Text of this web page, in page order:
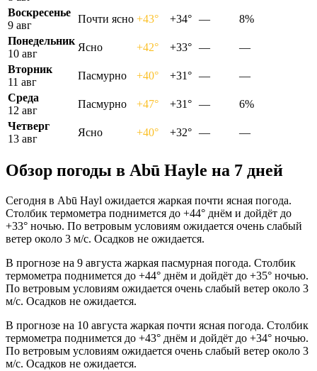
Воскресенье
9 авг
Почти ясно +43° +34° —
8%
Понедельник
10 авг
Ясно +42° +33° —
—
Вторник
11 авг
Пасмурно +40° +31° —
—
Среда
12 авг
Пасмурно +47° +31° —
6%
Четверг
13 авг
Ясно +40° +32° — —
Обзор погоды в Abū Haylе на 7 дней
Сегодня в Abū Hayl ожидается жаркая почти ясная погода.
Столбик термометра поднимется до +44° днём и дойдёт до
+33° ночью. По ветровым условиям ожидается очень слабый
ветер около 3 м/с. Осадков не ожидается.
В прогнозе на 9 августа жаркая пасмурная погода. Столбик
термометра поднимется до +44° днём и дойдёт до +35° ночью.
По ветровым условиям ожидается очень слабый ветер около 3
м/с. Осадков не ожидается.
В прогнозе на 10 августа жаркая почти ясная погода. Столбик
термометра поднимется до +43° днём и дойдёт до +34° ночью.
По ветровым условиям ожидается очень слабый ветер около 3
м/с. Осадков не ожидается.